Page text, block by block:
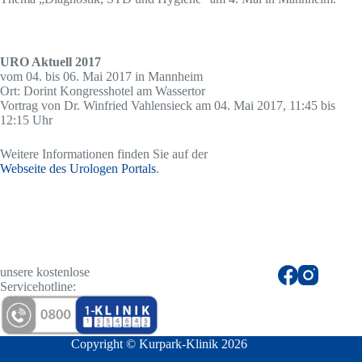
URO Aktuell 2017
vom 04. bis 06. Mai 2017 in Mannheim
Ort: Dorint Kongresshotel am Wassertor
Vortrag von Dr. Winfried Vahlensieck am 04. Mai 2017, 11:45 bis
12:15 Uhr
Weitere Informationen finden Sie auf der
Webseite des Urologen Portals.
unsere kostenlose
Servicehotline:
Copyright © Kurpark-Klinik 2026